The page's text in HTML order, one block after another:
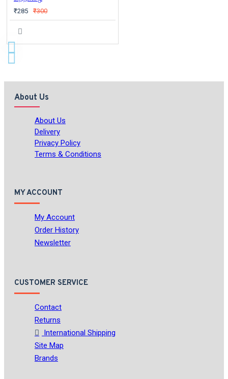
₹285 ₹300
About Us
About Us
Delivery
Privacy Policy
Terms & Conditions
MY ACCOUNT
My Account
Order History
Newsletter
CUSTOMER SERVICE
Contact
Returns
International Shipping
Site Map
Brands